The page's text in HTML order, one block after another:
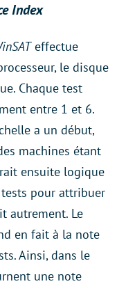
Index
effectue
le disque
Chaque test
entre 1 et 6.
a un début,
machines étant
ensuite logique
pour attribuer
autrement. Le
en fait à la note
Ainsi, dans le
une note